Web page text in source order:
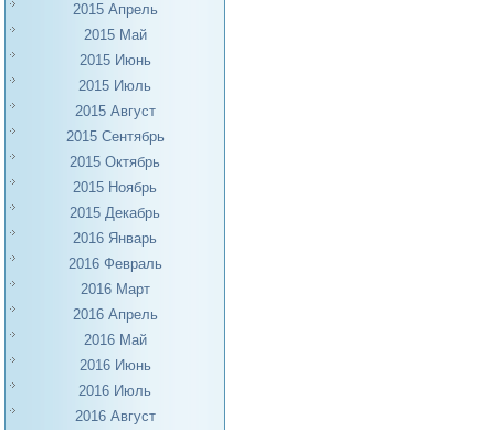
2015 Апрель
2015 Май
2015 Июнь
2015 Июль
2015 Август
2015 Сентябрь
2015 Октябрь
2015 Ноябрь
2015 Декабрь
2016 Январь
2016 Февраль
2016 Март
2016 Апрель
2016 Май
2016 Июнь
2016 Июль
2016 Август